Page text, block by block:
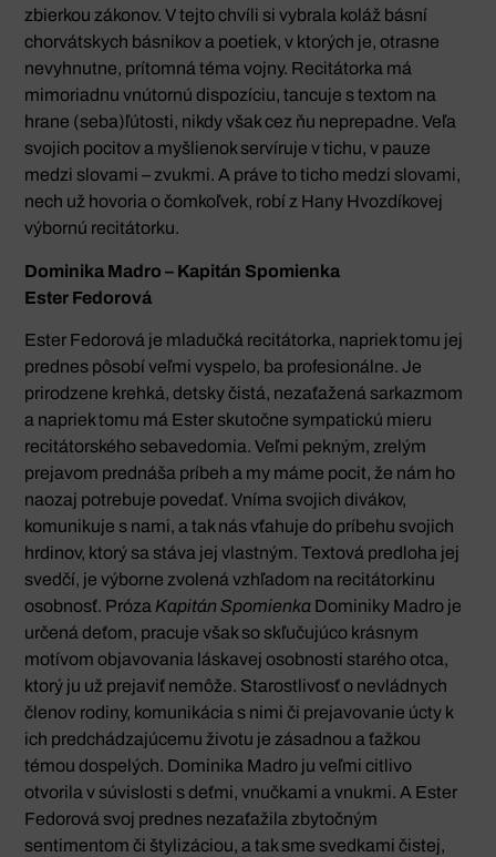
zbierkou zákonov. V tejto chvíli si vybrala koláž básní
chorvátskych básnikov a poetiek, v ktorých je, otrasne
nevyhnutne, prítomná téma vojny. Recitátorka má
mimoriadnu vnútornú dispozíciu, tancuje s textom na
hrane (seba)ľútosti, nikdy však cez ňu neprepadne. Veľa
svojich pocitov a myšlienok servíruje v tichu, v pauze
medzi slovami – zvukmi. A práve to ticho medzi slovami,
nech už hovoria o čomkoľvek, robí z Hany Hvozdíkovej
výbornú recitátorku.
Dominika Madro – Kapitán Spomienka
Ester Fedorová
Ester Fedorová je mladučká recitátorka, napriek tomu jej
prednes pôsobí veľmi vyspelo, ba profesionálne. Je
prirodzene krehká, detsky čistá, nezaťažená sarkazmom
a napriek tomu má Ester skutočne sympatickú mieru
recitátorského sebavedomia. Veľmi pekným, zrelým
prejavom prednáša príbeh a my máme pocit, že nám ho
naozaj potrebuje povedať. Vníma svojich divákov,
komunikuje s nami, a tak nás vťahuje do príbehu svojich
hrdinov, ktorý sa stáva jej vlastným. Textová predloha jej
svedčí, je výborne zvolená vzhľadom na recitátorkinu
osobnosť. Próza Kapitán Spomienka Dominiky Madro je
určená deťom, pracuje však so skľučujúco krásnym
motívom objavovania láskavej osobnosti starého otca,
ktorý ju už prejaviť nemôže. Starostlivosť o nevládnych
členov rodiny, komunikácia s nimi či prejavovanie úcty k
ich predchádzajúcemu životu je zásadnou a ťažkou
témou dospelých. Dominika Madro ju veľmi citlivo
otvorila v súvislosti s deťmi, vnučkami a vnukmi. A Ester
Fedorová svoj prednes nezaťažila zbytočným
sentimentom či štylizáciou, a tak sme svedkami čistej,